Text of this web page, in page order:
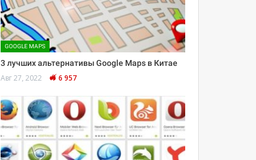
GOOGLE MAPS
3 лучших альтернативы Google Maps в Китае
Авг 27, 2022 6 957